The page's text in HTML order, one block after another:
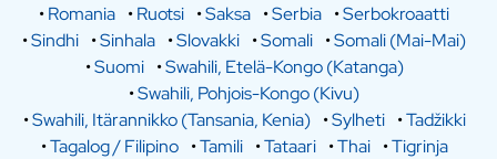
•Romania •Ruotsi •Saksa •Serbia •Serbokroaatti
•Sindhi •Sinhala •Slovakki •Somali •Somali (Mai-Mai)
•Suomi •Swahili, Etelä-Kongo (Katanga)
•Swahili, Pohjois-Kongo (Kivu)
•Swahili, Itärannikko (Tansania, Kenia) •Sylheti •Tadžikki
•Tagalog / Filipino •Tamili •Tataari •Thai •Tigrinja